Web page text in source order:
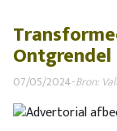
07/05/2024-Bron: